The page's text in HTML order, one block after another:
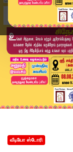
வீடியோ ஸ்டோரி